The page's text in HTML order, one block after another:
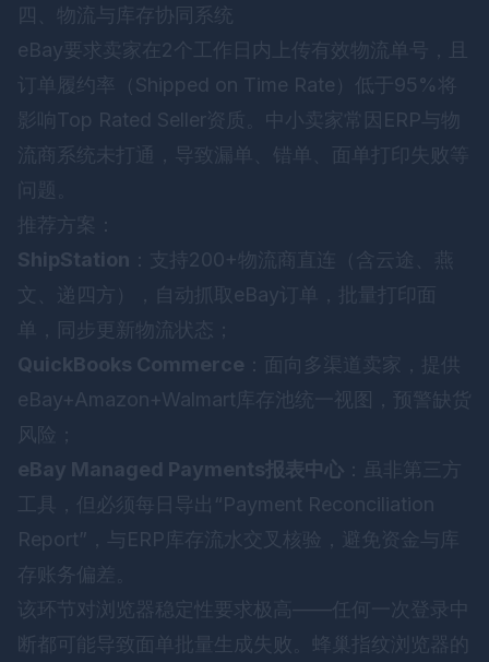
四、物流与库存协同系统
eBay要求卖家在2个工作日内上传有效物流单号，且
订单履约率（Shipped on Time Rate）低于95%将
影响Top Rated Seller资质。中小卖家常因ERP与物
流商系统未打通，导致漏单、错单、面单打印失败等
问题。
推荐方案：
ShipStation ：支持200+物流商直连（含云途、燕
文、递四方），自动抓取eBay订单，批量打印面
单，同步更新物流状态；
QuickBooks Commerce ：面向多渠道卖家，提供
eBay+Amazon+Walmart库存池统一视图，预警缺货
风险；
eBay Managed Payments报表中心 ：虽非第三方
工具，但必须每日导出“Payment Reconciliation
Report”，与ERP库存流水交叉核验，避免资金与库
存账务偏差。
该环节对浏览器稳定性要求极高——任何一次登录中
断都可能导致面单批量生成失败。
蜂巢指纹浏览器 的